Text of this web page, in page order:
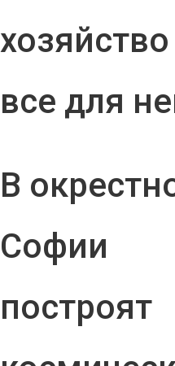
все для
В
Софии
построят